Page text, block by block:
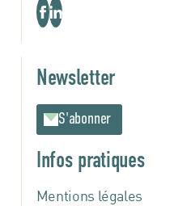
Newsletter
S'abonner
Infos pratiques
Mentions légales